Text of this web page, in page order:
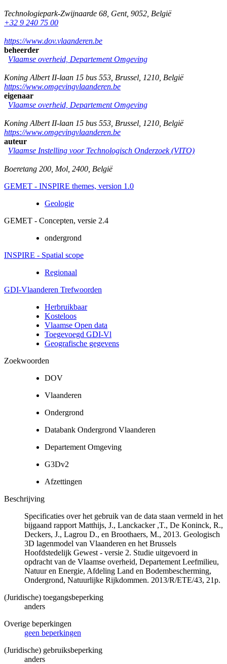
Technologiepark-Zwijnaarde 68 Gent, 9052 België
+32 9 240 75 00
https://www.dov.vlaanderen.be
beheerder
Vlaamse overheid, Departement Omgeving
Koning Albert II-laan 15 bus 553 Brussel 1210 België
https://www.omgevingvlaanderen.be
eigenaar
Vlaamse overheid, Departement Omgeving
Koning Albert II-laan 15 bus 553 Brussel 1210 België
https://www.omgevingvlaanderen.be
auteur
Vlaamse Instelling voor Technologisch Onderzoek (VITO)
Boeretang 200 Mol 2400 België
GEMET - INSPIRE themes, version 1.0
Geologie
GEMET - Concepten, versie 2.4
ondergrond
INSPIRE - Spatial scope
Regionaal
GDI-Vlaanderen Trefwoorden
Herbruikbaar
Kosteloos
Vlaamse Open data
Toegevoegd GDI-Vl
Geografische gegevens
Zoekwoorden
DOV
Vlaanderen
Ondergrond
Databank Ondergrond Vlaanderen
Departement Omgeving
G3Dv2
Afzettingen
Beschrijving
Specificaties over het gebruik van de data staan vermeld in het
bijgaand rapport Matthijs, J., Lanckacker ,T., De Koninck, R.,
Deckers, J., Lagrou D., en Broothaers, M., 2013. Geologisch
3D lagenmodel van Vlaanderen en het Brussels
Hoofdstedelijk Gewest - versie 2. Studie uitgevoerd in
opdracht van de Vlaamse overheid, Departement Leefmilieu,
Natuur en Energie, Afdeling Land en Bodembescherming,
Ondergrond, Natuurlijke Rijkdommen. 2013/R/ETE/43, 21p.
(Juridische) toegangsbeperking
anders
Overige beperkingen
geen beperkingen
(Juridische) gebruiksbeperking
anders